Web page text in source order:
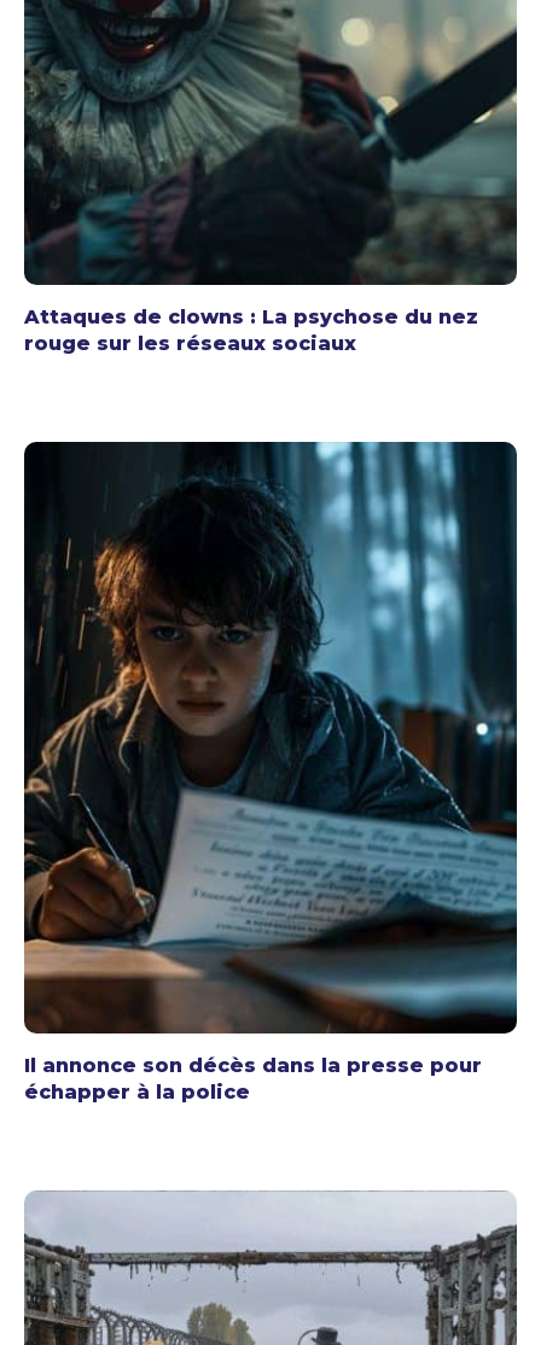
Attaques de clowns : La psychose du nez
rouge sur les réseaux sociaux
Il annonce son décès dans la presse pour
échapper à la police